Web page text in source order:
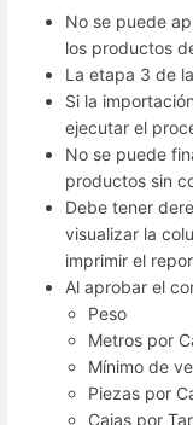
No se puede
los productos
La etapa 3 de
Si la
ejecutar el
No se puede
productos sin
Debe tener
visualizar la
imprimir el
Al aprobar el
Peso
Metros por
Mínimo de
Piezas por
Cajas por